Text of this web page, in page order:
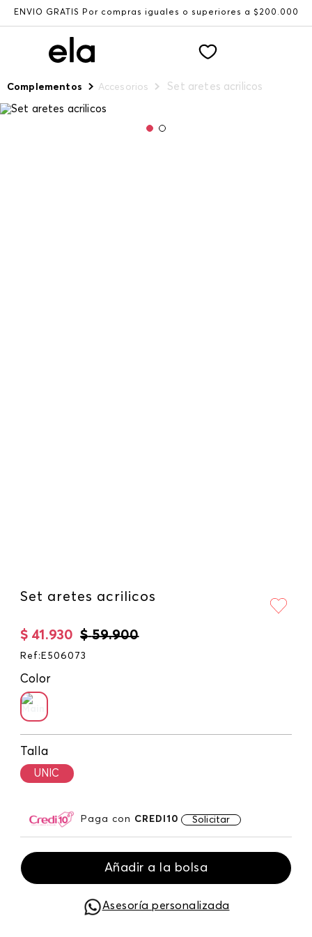
ENVÍO GRATIS Por compras iguales o superiores a $200.000
Complementos Accesorios Set aretes acrilicos
Set aretes acrilicos
$ 59.900
$ 41 .930
Ref : E506073
Color
Talla
UNIC
Paga con CREDI10 Solicitar
Añadir a la bolsa
Asesoría personalizada